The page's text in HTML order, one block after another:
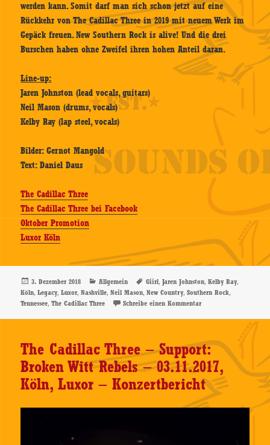
werden kann. Somit darf man sich schon jetzt auf eine
Rückkehr von The Cadillac Three in 2019 mit neuem Werk im
Gepäck freuen. New Southern Rock is alive! Und die drei
Burschen haben ohne Zweifel ihren hohen Anteil daran.
Line-up:
Jaren Johnston (lead vocals, guitars)
Neil Mason (drums, vocals)
Kelby Ray (lap steel, vocals)
Bilder: Gernot Mangold
Text: Daniel Daus
The Cadillac Three
The Cadillac Three bei Facebook
Oktober Promotion
Luxor Köln
Veröffentlicht
am
3. Dezember 2018 Kategorien
Allgemein Schlagwörter
Giirl,Jaren Johnston,Kelby Ray,
Köln,Legacy,Luxor,Nashville,Neil Mason,New Country,Southern Rock,
Tennessee,The Cadillac Three Schreibe einen Kommentarzu The Cadillac Three
The Cadillac Three – Support:
Broken Witt Rebels – 03.11.2017,
Köln, Luxor – Konzertbericht